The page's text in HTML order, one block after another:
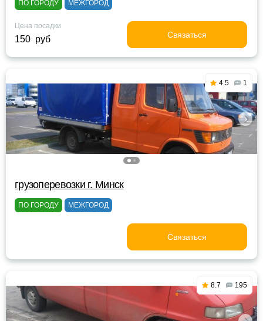
ПО ГОРОДУ МЕЖГОРОД
Цена посадки
150 руб Связаться
4.5 1
грузоперевозки г. Минск
ПО ГОРОДУ МЕЖГОРОД
Связаться
8.7 195